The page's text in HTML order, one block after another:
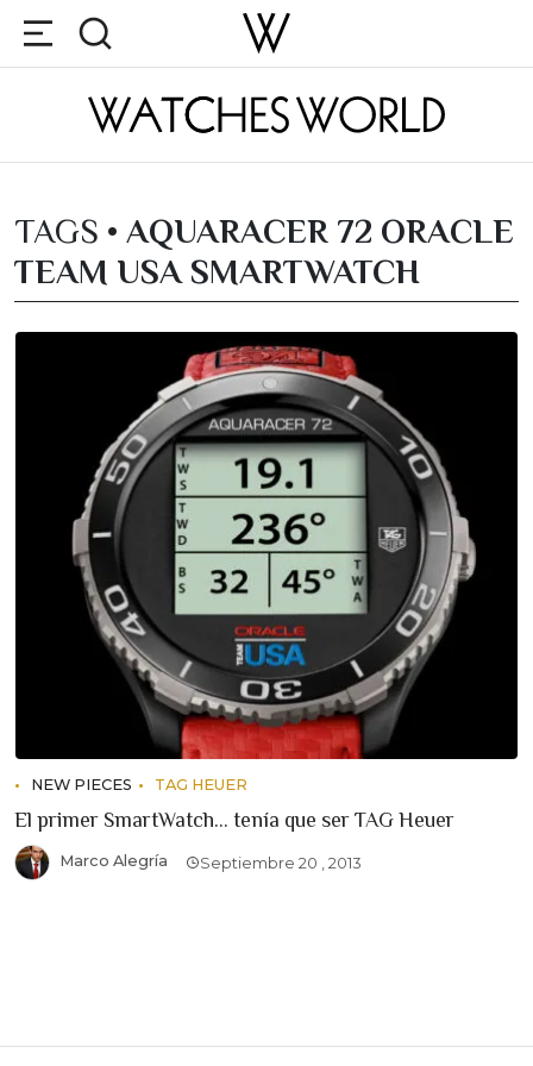
TAGS • AQUARACER 72 ORACLE
TEAM USA SMARTWATCH
NEW PIECES TAG HEUER
El primer SmartWatch... tenía que ser TAG Heuer
Marco Alegría Septiembre 20 , 2013